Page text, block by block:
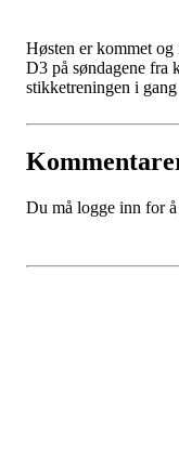
Høsten er kommet
D3 på søndagene fra
stikketreningen i
Du må logge inn for